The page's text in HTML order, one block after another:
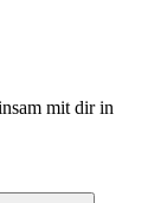
mit dir in